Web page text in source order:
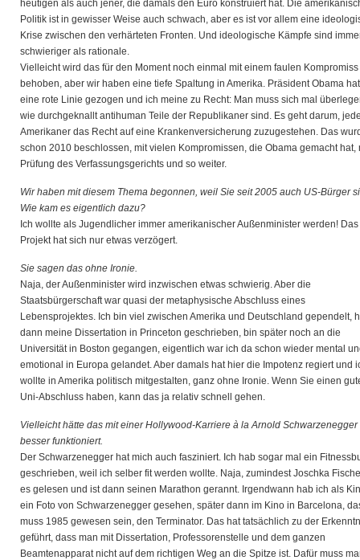
heutigen als auch jener, die damals den Euro konstruiert hat. Die
Politik ist in gewisser Weise auch schwach, aber es ist vor allem eine
Krise zwischen den verhärteten Fronten. Und ideologische Kämpfe sind
schwieriger als rationale.
Vielleicht wird das für den Moment noch einmal mit einem faulen Kompromiss
behoben, aber wir haben eine tiefe Spaltung in Amerika. Präsident Obama hat
eine rote Linie gezogen und ich meine zu Recht: Man muss sich mal
wie durchgeknallt antihuman Teile der Republikaner sind. Es geht darum,
Amerikaner das Recht auf eine Krankenversicherung zuzugestehen. Das
schon 2010 beschlossen, mit vielen Kompromissen, die Obama gemacht hat,
Prüfung des Verfassungsgerichts und so weiter.
Wir haben mit diesem Thema begonnen, weil Sie seit 2005 auch US-Bürger
Wie kam es eigentlich dazu?
Ich wollte als Jugendlicher immer amerikanischer Außenminister werden! Das
Projekt hat sich nur etwas verzögert.
Sie sagen das ohne Ironie.
Naja, der Außenminister wird inzwischen etwas schwierig. Aber die
Staatsbürgerschaft war quasi der metaphysische Abschluss eines
Lebensprojektes. Ich bin viel zwischen Amerika und Deutschland gependelt,
dann meine Dissertation in Princeton geschrieben, bin später noch an die
Universität in Boston gegangen, eigentlich war ich da schon wieder mental
emotional in Europa gelandet. Aber damals hat hier die Impotenz regiert und
wollte in Amerika politisch mitgestalten, ganz ohne Ironie. Wenn Sie einen
Uni-Abschluss haben, kann das ja relativ schnell gehen.
Vielleicht hätte das mit einer Hollywood-Karriere à la Arnold Schwarzenegger
besser funktioniert.
Der Schwarzenegger hat mich auch fasziniert. Ich hab sogar mal ein
geschrieben, weil ich selber fit werden wollte. Naja, zumindest Joschka
es gelesen und ist dann seinen Marathon gerannt. Irgendwann hab ich als
ein Foto von Schwarzenegger gesehen, später dann im Kino in Barcelona,
muss 1985 gewesen sein, den Terminator. Das hat tatsächlich zu der
geführt, dass man mit Dissertation, Professorenstelle und dem ganzen
Beamtenapparat nicht auf dem richtigen Weg an die Spitze ist. Dafür muss